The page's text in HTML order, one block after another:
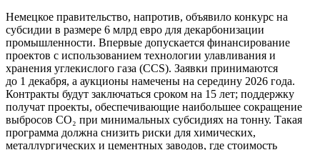
Немецкое правительство, напротив, объявило конкурс на
субсидии в размере 6 млрд евро для декарбонизации
промышленности. Впервые допускается финансирование
проектов с использованием технологии улавливания и
хранения углекислого газа (CCS). Заявки принимаются
до 1 декабря, а аукционы намечены на середину 2026 года.
Контракты будут заключаться сроком на 15 лет; поддержку
получат проекты, обеспечивающие наибольшее сокращение
выбросов CO₂ при минимальных субсидиях на тонну. Такая
программа должна снизить риски для химических,
металлургических и цементных заводов, где стоимость